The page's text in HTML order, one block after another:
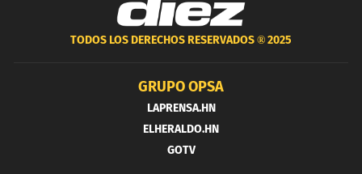
TODOS LOS DERECHOS RESERVADOS ®2025
GRUPO OPSA
LAPRENSA.HN
ELHERALDO.HN
GOTV